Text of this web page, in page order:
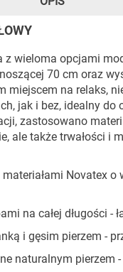
wieloma opcjami
70 cm oraz
miejscem na relaks,
jak i bez, idealny do
zastosowano
ale także trwałości i
Novatex o
na całej długości -
i gęsim pierzem -
naturalnym pierzem -